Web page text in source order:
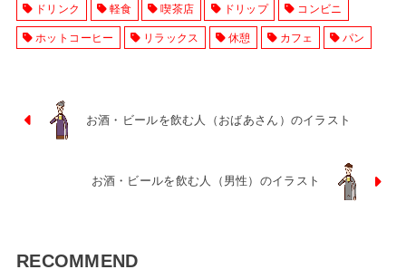
ドリンク 軽食 喫茶店 ドリップ コンビニ
ホットコーヒー リラックス 休憩 カフェ パン
お酒・ビールを飲む人（おばあさん）のイラスト
お酒・ビールを飲む人（男性）のイラスト
RECOMMEND